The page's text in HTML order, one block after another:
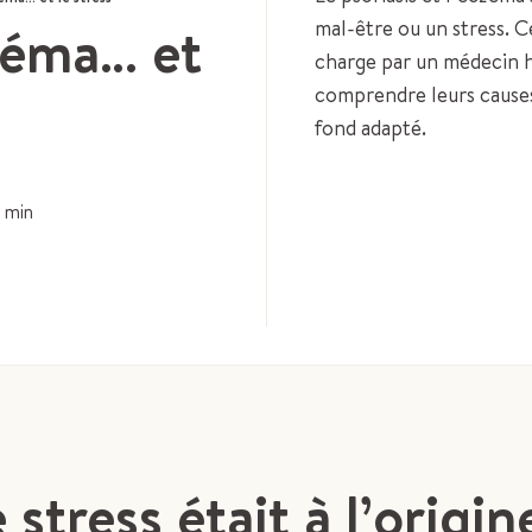
et
min
mal-être ou un stress.
charge par un médecin
comprendre leurs
fond adapté.
était à